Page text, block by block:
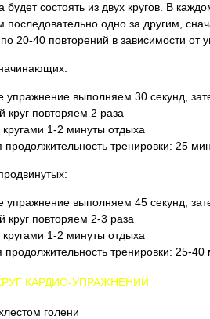
будет состоять из двух кругов. В
последовательно одно за другим,
20-40 повторений в зависимости от
упражнение выполняем 30 секунд,
круг повторяем 2 раза
1-2 минуты отдыха
тренировки: 25
упражнение выполняем 45 секунд,
круг повторяем 2-3 раза
1-2 минуты отдыха
тренировки: 25-40
КАРДИО-УПРАЖНЕНИЙ
голени